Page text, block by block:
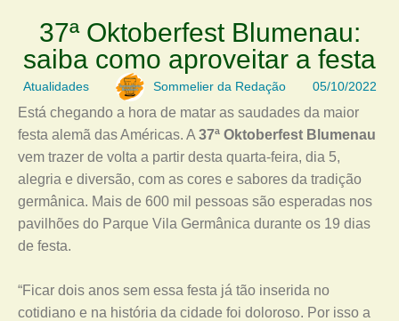
37ª Oktoberfest Blumenau:
saiba como aproveitar a festa
Atualidades Sommelier da Redação 05/10/2022
Está chegando a hora de matar as saudades da maior
festa alemã das Américas. A 37ª Oktoberfest Blumenau
vem trazer de volta a partir desta quarta-feira, dia 5,
alegria e diversão, com as cores e sabores da tradição
germânica. Mais de 600 mil pessoas são esperadas nos
pavilhões do Parque Vila Germânica durante os 19 dias
de festa.
“Ficar dois anos sem essa festa já tão inserida no
cotidiano e na história da cidade foi doloroso. Por isso a